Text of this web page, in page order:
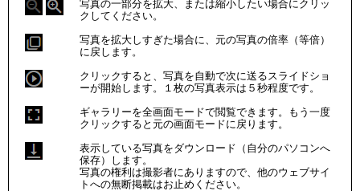
写真の一部分を拡大、または縮小したい場合にクリッ
クしてください。
写真を拡大しすぎた場合に、元の写真の倍率（等倍）
に戻します。
クリックすると、写真を自動で次に送るスライドショ
ーが開始します。１枚の写真表示は５秒程度です。
ギャラリーを全画面モードで閲覧できます。もう一度
クリックすると元の画面モードに戻ります。
表示している写真をダウンロード（自分のパソコンへ
保存）します。
写真の権利は撮影者にありますので、他のウェブサイ
トへの無断掲載はお止めください。